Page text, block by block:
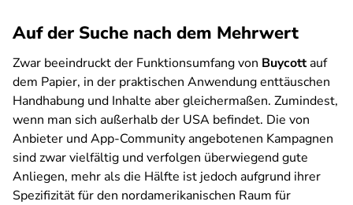
Auf der Suche nach dem Mehrwert
Zwar beeindruckt der Funktionsumfang von Buycottauf
dem Papier, in der praktischen Anwendung enttäuschen
Handhabung und Inhalte aber gleichermaßen. Zumindest,
wenn man sich außerhalb der USA befindet. Die von
Anbieter und App-Community angebotenen Kampagnen
sind zwar vielfältig und verfolgen überwiegend gute
Anliegen, mehr als die Hälfte ist jedoch aufgrund ihrer
Spezifizität für den nordamerikanischen Raum für